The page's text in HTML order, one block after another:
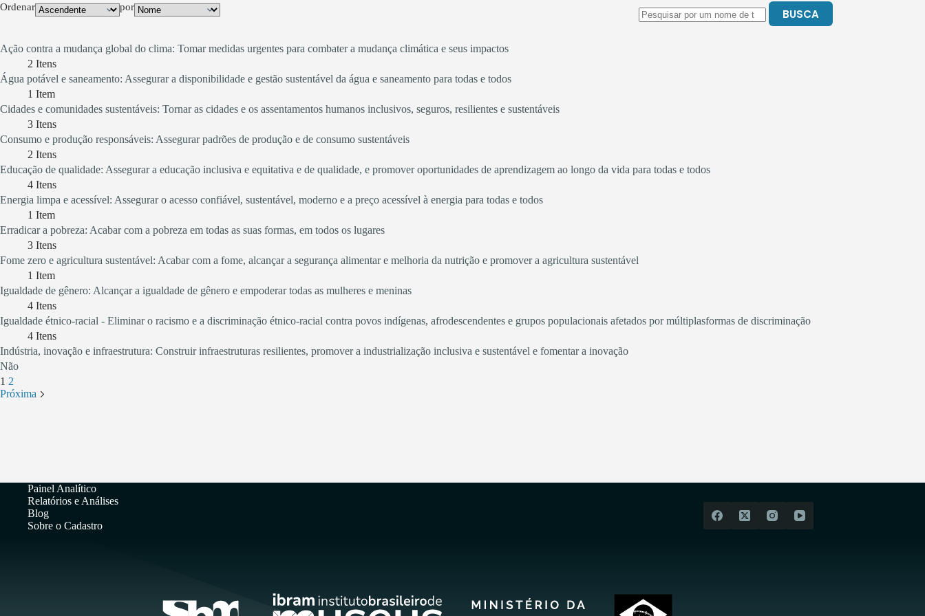
Ordenar por BUSCA
Ação contra a mudança global do clima: Tomar medidas urgentes para combater a mudança climática e seus impactos
2 Itens
Água potável e saneamento: Assegurar a disponibilidade e gestão sustentável da água e saneamento para todas e todos
1 Item
Cidades e comunidades sustentáveis: Tornar as cidades e os assentamentos humanos inclusivos, seguros, resilientes e sustentáveis
3 Itens
Consumo e produção responsáveis: Assegurar padrões de produção e de consumo sustentáveis
2 Itens
Educação de qualidade: Assegurar a educação inclusiva e equitativa e de qualidade, e promover oportunidades de aprendizagem ao longo da vida para todas e todos
4 Itens
Energia limpa e acessível: Assegurar o acesso confiável, sustentável, moderno e a preço acessível à energia para todas e todos
1 Item
Erradicar a pobreza: Acabar com a pobreza em todas as suas formas, em todos os lugares
3 Itens
Fome zero e agricultura sustentável: Acabar com a fome, alcançar a segurança alimentar e melhoria da nutrição e promover a agricultura sustentável
1 Item
Igualdade de gênero: Alcançar a igualdade de gênero e empoderar todas as mulheres e meninas
4 Itens
Igualdade étnico-racial - Eliminar o racismo e a discriminação étnico-racial contra povos indígenas, afrodescendentes e grupos populacionais afetados por múltiplasformas de discriminação
4 Itens
Indústria, inovação e infraestrutura: Construir infraestruturas resilientes, promover a industrialização inclusiva e sustentável e fomentar a inovação
Não
1 2
Próxima
Painel Analítico
Relatórios e Análises
Blog
Sobre o Cadastro